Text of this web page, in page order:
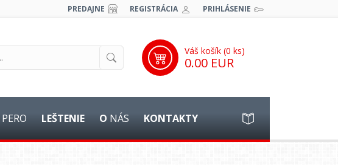
PREDAJNE REGISTRÁCIA PRIHLÁSENIE
Váš košík (0 ks)
0.00 EUR
PERO LEŠTENIE O NÁS KONTAKTY